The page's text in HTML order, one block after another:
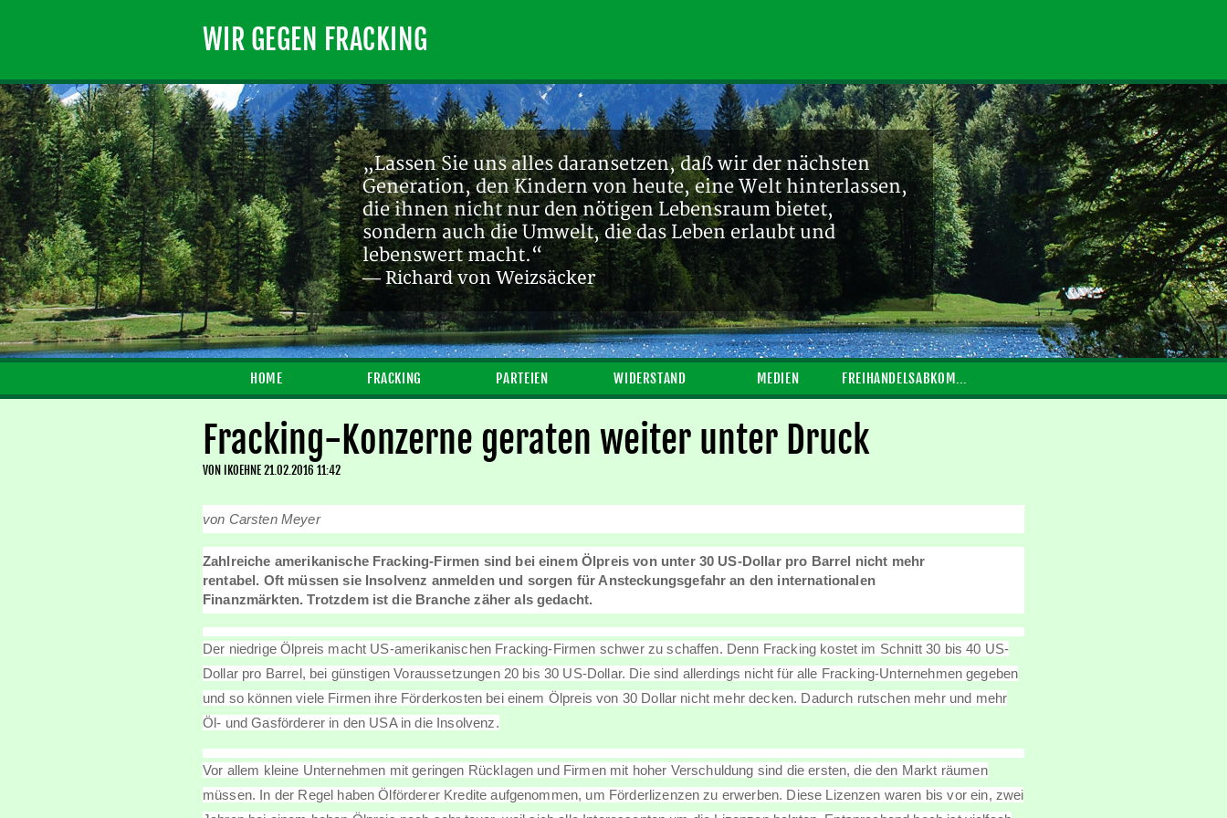
WIR GEGEN FRACKING
„Lassen Sie uns alles daransetzen, daß wir der nächsten
Generation, den Kindern von heute, eine Welt hinterlassen,
die ihnen nicht nur den nötigen Lebensraum bietet,
sondern auch die Umwelt, die das Leben erlaubt und
lebenswert macht.“
— Richard von Weizsäcker
HOME FRACKING PARTEIEN WIDERSTAND MEDIEN FREIHANDELSABKOMMEN
Fracking-Konzerne geraten weiter unter Druck
VON IKOEHNE21.02.2016 11:42
von Carsten Meyer
Zahlreiche amerikanische Fracking-Firmen sind bei einem Ölpreis von unter 30 US-Dollar pro Barrel nicht mehr
rentabel. Oft müssen sie Insolvenz anmelden und sorgen für Ansteckungsgefahr an den internationalen
Finanzmärkten. Trotzdem ist die Branche zäher als gedacht.
Der niedrige Ölpreis macht US-amerikanischen Fracking-Firmen schwer zu schaffen. Denn Fracking kostet im Schnitt 30 bis 40 US-
Dollar pro Barrel, bei günstigen Voraussetzungen 20 bis 30 US-Dollar. Die sind allerdings nicht für alle Fracking-Unternehmen gegeben
und so können viele Firmen ihre Förderkosten bei einem Ölpreis von 30 Dollar nicht mehr decken. Dadurch rutschen mehr und mehr
Öl- und Gasförderer in den USA in die Insolvenz.
Vor allem kleine Unternehmen mit geringen Rücklagen und Firmen mit hoher Verschuldung sind die ersten, die den Markt räumen
müssen. In der Regel haben Ölförderer Kredite aufgenommen, um Förderlizenzen zu erwerben. Diese Lizenzen waren bis vor ein, zwei